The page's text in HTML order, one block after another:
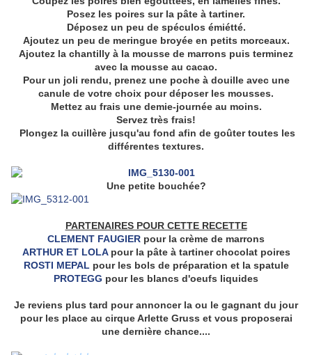
Posez les poires sur la pâte à tartiner.
Déposez un peu de spéculos émiétté.
Ajoutez un peu de meringue broyée en petits morceaux.
Ajoutez la chantilly à la mousse de marrons puis terminez
avec la mousse au cacao.
Pour un joli rendu, prenez une poche à douille avec une
canule de votre choix pour déposer les mousses.
Mettez au frais une demie-journée au moins.
Servez très frais!
Plongez la cuillère jusqu'au fond afin de goûter toutes les
différentes textures.
Une petite bouchée?
PARTENAIRES POUR CETTE RECETTE
CLEMENT FAUGIER pour la crème de marrons
ARTHUR ET LOLApour la pâte à tartiner chocolat poires
ROSTI MEPAL pour les bols de préparation et la spatule
PROTEGG pour les blancs d'oeufs liquides
Je reviens plus tard pour annoncer la ou le gagnant du jour
pour les place au cirque Arlette Gruss et vous proposerai
une dernière chance....